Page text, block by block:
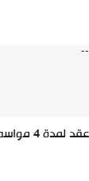
توصل نادي